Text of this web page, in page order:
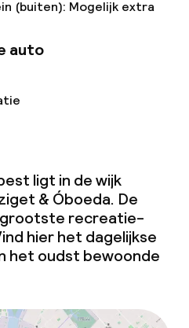
(buiten): Mogelijk extra
auto
ligt in de wijk
& Óboeda. De
recreatie-
hier het dagelijkse
het oudst bewoonde